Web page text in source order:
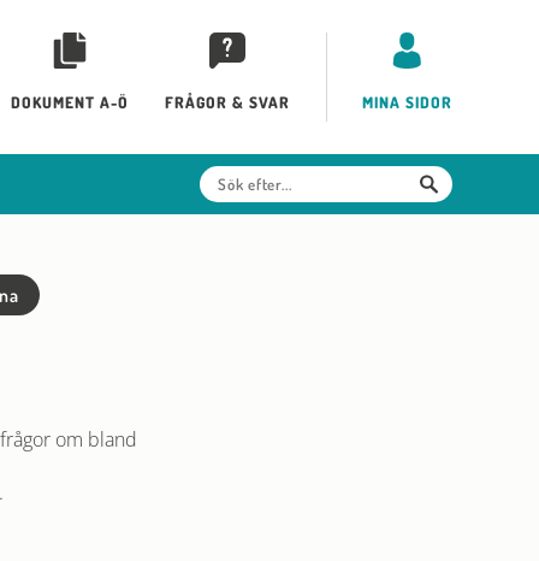
DOKUMENT A-Ö FRÅGOR & SVAR MINA SIDOR
om bland